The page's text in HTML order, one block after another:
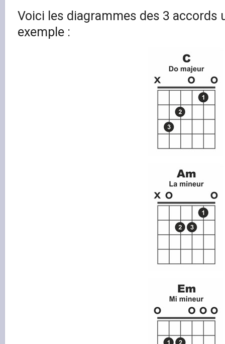
Voici les diagrammes des 3 accords
exemple :